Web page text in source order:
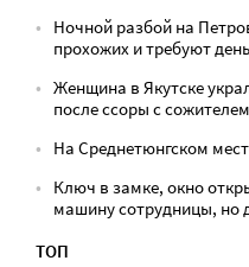
Ночной разбой на
прохожих и требуют
Женщина в Якутске
после ссоры с сожителем
На Среднетюнгском
Ключ в замке, окно
машину сотрудницы, но
ТОП